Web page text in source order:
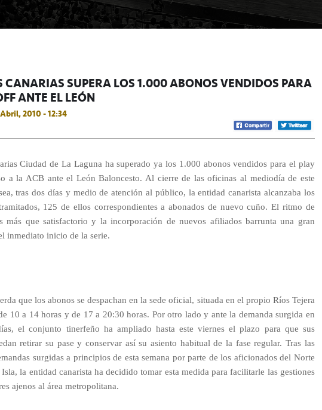
CANARIAS SUPERA LOS 1.000 ABONOS VENDIDOS PARA
ANTE EL LEÓN
2010 - 12:34
Ciudad de La Laguna ha superado ya los 1.000 abonos vendidos para el play
a la ACB ante el León Baloncesto. Al cierre de las oficinas al mediodía de este
tras dos días y medio de atención al público, la entidad canarista alcanzaba los
125 de ellos correspondientes a abonados de nuevo cuño. El ritmo de
más que satisfactorio y la incorporación de nuevos afiliados barrunta una gran
inmediato inicio de la serie.
que los abonos se despachan en la sede oficial, situada en el propio Ríos Tejera
10 a 14 horas y de 17 a 20:30 horas. Por otro lado y ante la demanda surgida en
el conjunto tinerfeño ha ampliado hasta este viernes el plazo para que sus
retirar su pase y conservar así su asiento habitual de la fase regular. Tras las
surgidas a principios de esta semana por parte de los aficionados del Norte
la entidad canarista ha decidido tomar esta medida para facilitarle las gestiones
ajenos al área metropolitana.